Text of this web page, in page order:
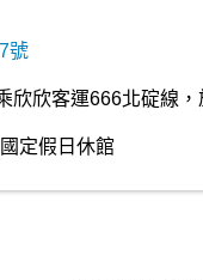
號
欣客運666北碇線，
定假日休館